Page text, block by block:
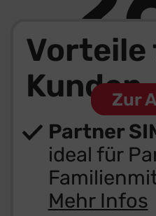
Zur
Vorteile
Kunden
Partner
ideal für
Mehr Infos